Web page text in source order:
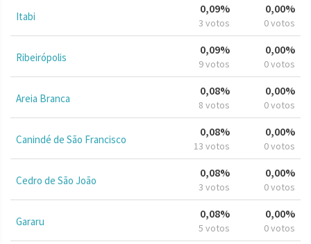
Itabi
0,09%
3 votos
0,00%
0 votos
Ribeirópolis
0,09%
9 votos
0,00%
0 votos
Areia Branca
0,08%
8 votos
0,00%
0 votos
Canindé de São Francisco
0,08%
13 votos
0,00%
0 votos
Cedro de São João
0,08%
3 votos
0,00%
0 votos
Gararu
0,08%
5 votos
0,00%
0 votos